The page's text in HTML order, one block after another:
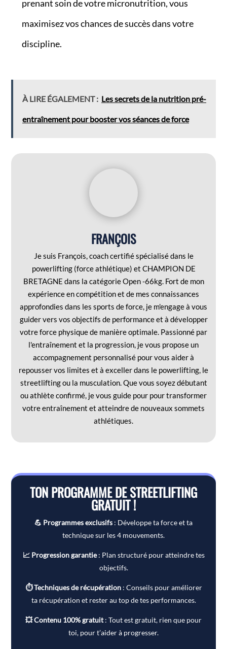
prenant soin de votre micronutrition, vous
maximisez vos chances de succès dans votre
discipline.
À LIRE ÉGALEMENT : Les secrets de la nutrition pré-
entraînement pour booster vos séances de force
FRANÇOIS
Je suis François, coach certifié spécialisé dans le
powerlifting (force athlétique) et CHAMPION DE
BRETAGNE dans la catégorie Open -66kg. Fort de mon
expérience en compétition et de mes connaissances
approfondies dans les sports de force, je m'engage à vous
guider vers vos objectifs de performance et à développer
votre force physique de manière optimale. Passionné par
l'entraînement et la progression, je vous propose un
accompagnement personnalisé pour vous aider à
repousser vos limites et à exceller dans le powerlifting, le
streetlifting ou la musculation. Que vous soyez débutant
ou athlète confirmé, je vous guide pour pour transformer
votre entraînement et atteindre de nouveaux sommets
athlétiques.
TON PROGRAMME DE STREETLIFTING
GRATUIT !
💪 Programmes exclusifs : Développe ta force et ta
technique sur les 4 mouvements.
📈 Progression garantie: Plan structuré pour atteindre tes
objectifs.
⏱ Techniques de récupération : Conseils pour améliorer
ta récupération et rester au top de tes performances.
💥 Contenu 100% gratuit: Tout est gratuit, rien que pour
toi, pour t’aider à progresser.